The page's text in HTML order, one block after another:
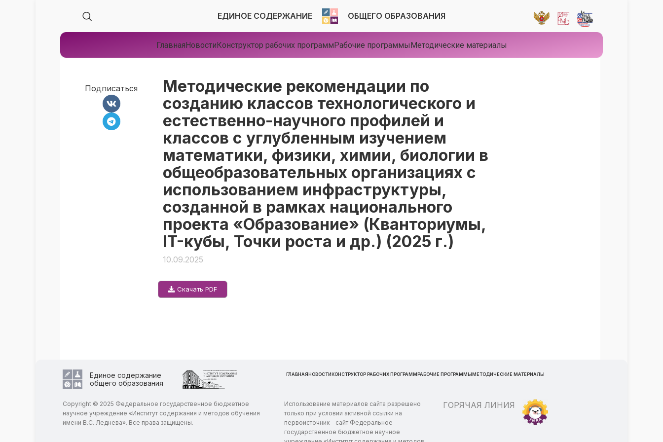
ЕДИНОЕ СОДЕРЖАНИЕ ОБЩЕГО ОБРАЗОВАНИЯ
ГлавнаяНовостиКонструктор рабочих программРабочие программыМетодические материалы
Методические рекомендации по
созданию классов технологического и
естественно-научного профилей и
классов с углубленным изучением
математики, физики, химии, биологии в
общеобразовательных организациях с
использованием инфраструктуры,
созданной в рамках национального
проекта «Образование» (Кванториумы,
IT-кубы, Точки роста и др.) (2025 г.)
10.09.2025
Скачать PDF
Подписаться
Единое содержание
общего образования
ГЛАВНАЯНОВОСТИКОНСТРУКТОР РАБОЧИХ ПРОГРАММРАБОЧИЕ ПРОГРАММЫМЕТОДИЧЕСКИЕ МАТЕРИАЛЫ
Copyright © 2025 Федеральное государственное бюджетное
научное учреждение «Институт содержания и методов обучения
имени В.С. Леднева». Все права защищены.
Использование материалов сайта разрешено
только при условии активной ссылки на
первоисточник - сайт Федеральное
государственное бюджетное научное
ГОРЯЧАЯ ЛИНИЯ